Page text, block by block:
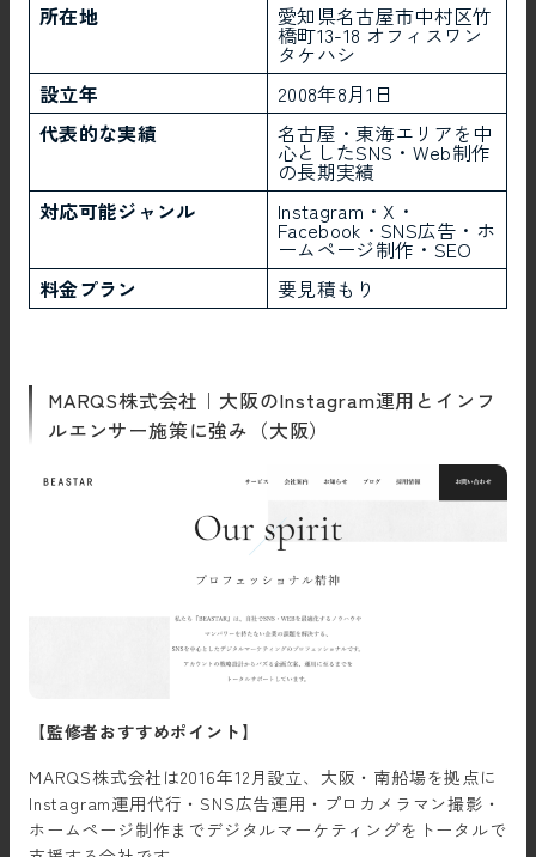
所在地
愛知県名古屋市中村区竹
橋町13-18 オフィスワン
タケハシ
設立年
2008年8月1日
代表的な実績
名古屋・東海エリアを中
心としたSNS・Web制作
の長期実績
対応可能ジャンル
Instagram・X・
Facebook・SNS広告・ホ
ームページ制作・SEO
料金プラン
要見積もり
MARQS株式会社｜大阪のInstagram運用とインフ
ルエンサー施策に強み（大阪）
【監修者おすすめポイント】
MARQS株式会社は2016年12月設立、大阪・南船場を拠点に
Instagram運用代行・SNS広告運用・プロカメラマン撮影・
ホームページ制作までデジタルマーケティングをトータルで